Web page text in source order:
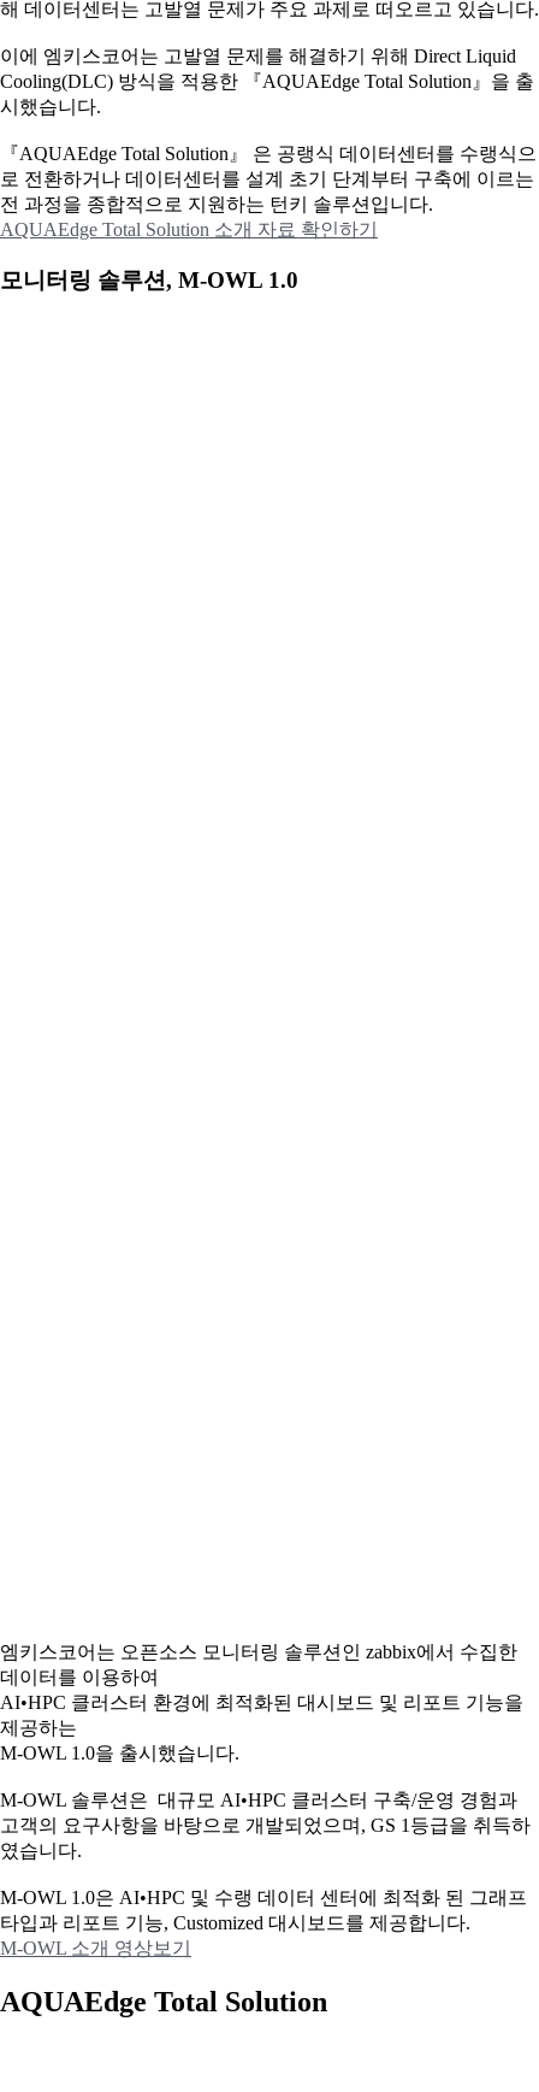
해 데이터센터는 고발열 문제가 주요 과제로 떠오르고 있습니다.
이에 엠키스코어는 고발열 문제를 해결하기 위해 Direct Liquid
Cooling(DLC) 방식을 적용한 『AQUAEdge Total Solution』을 출
시했습니다.
『AQUAEdge Total Solution』 은 공랭식 데이터센터를 수랭식으
로 전환하거나 데이터센터를 설계 초기 단계부터 구축에 이르는
전 과정을 종합적으로 지원하는 턴키 솔루션입니다.
AQUAEdge Total Solution 소개 자료 확인하기
모니터링 솔루션, M-OWL 1.0
엠키스코어는 오픈소스 모니터링 솔루션인 zabbix에서 수집한
데이터를 이용하여
AI•HPC 클러스터 환경에 최적화된 대시보드 및 리포트 기능을
제공하는
M-OWL 1.0을 출시했습니다.
M-OWL 솔루션은 대규모 AI•HPC 클러스터 구축/운영 경험과
고객의 요구사항을 바탕으로 개발되었으며, GS 1등급을 취득하
였습니다.
M-OWL 1.0은 AI•HPC 및 수랭 데이터 센터에 최적화 된 그래프
타입과 리포트 기능, Customized 대시보드를 제공합니다.
M-OWL 소개 영상보기
AQUAEdge Total Solution